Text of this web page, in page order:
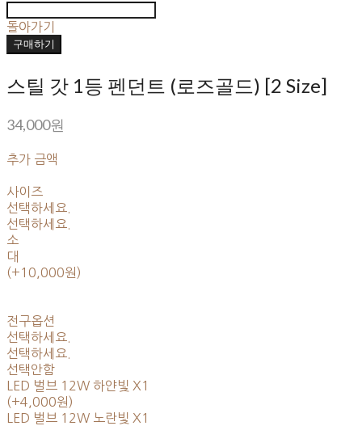
돌아가기
구매하기
스틸 갓 1등 펜던트 (로즈골드) [2 Size]
34,000원
추가 금액
사이즈
선택하세요.
선택하세요.
소
대
(+10,000원)
전구옵션
선택하세요.
선택하세요.
선택안함
LED 벌브 12W 하얀빛 X1
(+4,000원)
LED 벌브 12W 노란빛 X1